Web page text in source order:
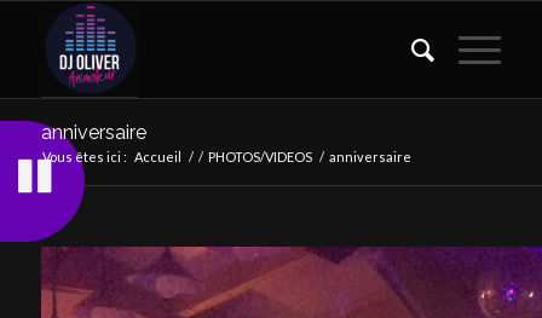
anniversaire
Vous êtes ici : Accueil / / PHOTOS/VIDEOS / anniversaire